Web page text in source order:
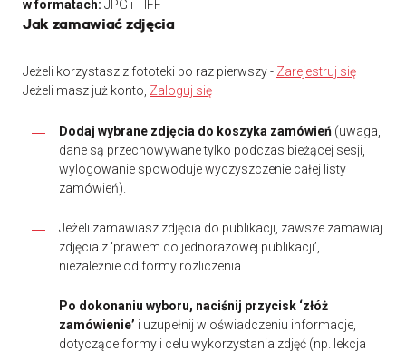
w formatach: JPG i TIFF
Jak zamawiać zdjęcia
Jeżeli korzystasz z fototeki po raz pierwszy - Zarejestruj się
Jeżeli masz już konto, Zaloguj się
Dodaj wybrane zdjęcia do koszyka zamówień (uwaga,
dane są przechowywane tylko podczas bieżącej sesji,
wylogowanie spowoduje wyczyszczenie całej listy
zamówień).
Jeżeli zamawiasz zdjęcia do publikacji, zawsze zamawiaj
zdjęcia z ‘prawem do jednorazowej publikacji’,
niezależnie od formy rozliczenia.
Po dokonaniu wyboru, naciśnij przycisk ‘złóż
zamówienie’ i uzupełnij w oświadczeniu informacje,
dotyczące formy i celu wykorzystania zdjęć (np. lekcja